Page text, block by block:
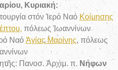
Κυριακή:
στόν Ἱερό Ναό Κοίμησης
πόλεως Ἰωαννίνων
Ναό Ἁγίας Μαρίνης, πόλεως
Πανοσ. Ἀρχιμ. π. Νήφων